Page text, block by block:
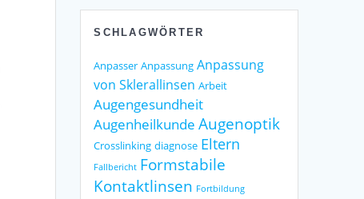
SCHLAGWÖRTER
Anpasser Anpassung Anpassung
von Sklerallinsen Arbeit
Augengesundheit
Augenheilkunde Augenoptik
Crosslinking diagnose Eltern
Fallbericht Formstabile
Kontaktlinsen Fortbildung